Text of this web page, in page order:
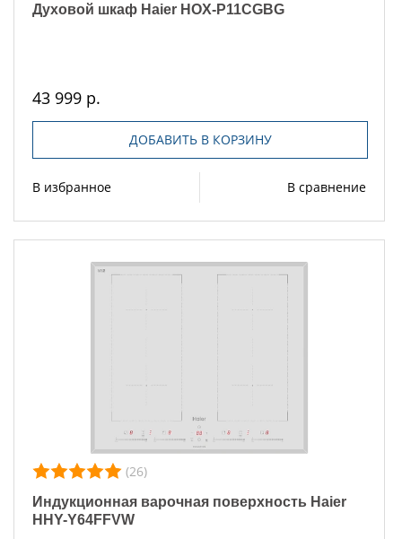
Духовой шкаф Haier HOX-P11CGBG
43 999 р.
ДОБАВИТЬ В КОРЗИНУ
В избранное В сравнение
(26)
Индукционная варочная поверхность Haier
HHY-Y64FFVW